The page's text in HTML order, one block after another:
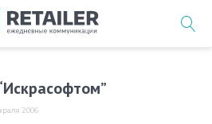
2006